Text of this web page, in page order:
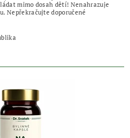
mimo dosah dětí! Nenahrazuje
Nepřekračujte doporučené